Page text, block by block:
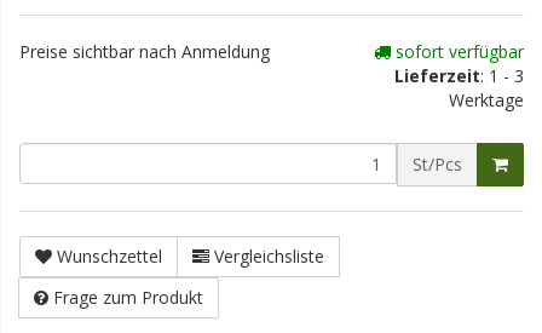
Preise sichtbar nach Anmeldung
sofort verfügbar
Lieferzeit: 1 - 3
Werktage
St/Pcs
Wunschzettel
Vergleichsliste
Frage zum Produkt